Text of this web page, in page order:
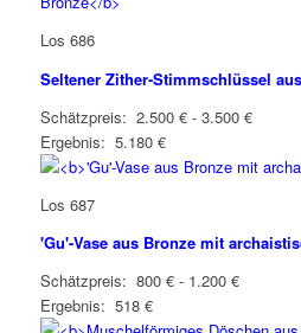
Los 686
Seltener Zither-Stimmschlüssel
Schätzpreis: 2.500 € - 3.500 €
Ergebnis: 5.180 €
Los 687
'Gu'-Vase aus Bronze mit
Schätzpreis: 800 € - 1.200 €
Ergebnis: 518 €